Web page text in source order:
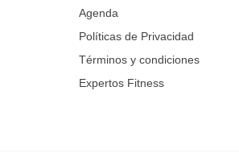
Agenda
Políticas de Privacidad
Términos y condiciones
Expertos Fitness